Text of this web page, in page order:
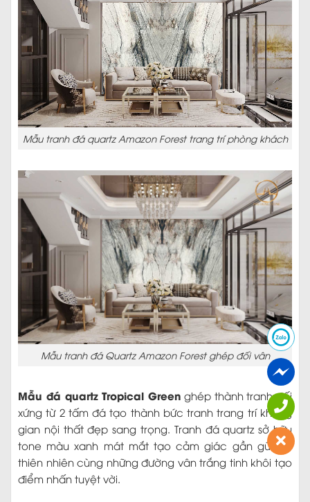
Mẫu tranh đá quartz Amazon Forest trang trí phòng khách
Mẫu tranh đá Quartz Amazon Forest ghép đối vân
Mẫu đá quartz Tropical Green ghép thành tranh đối
xứng từ 2 tấm đá tạo thành bức tranh trang trí không
gian nội thất đẹp sang trọng. Tranh đá quartz sở hữu
tone màu xanh mát mắt tạo cảm giác gần gũi với
thiên nhiên cùng những đường vân trắng tinh khôi tạo
điểm nhấn tuyệt vời.